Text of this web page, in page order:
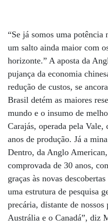
“Se já somos uma potência
um salto ainda maior com
horizonte.” A aposta da
pujança da economia
redução de custos, se
Brasil detém as maiores
mundo e o insumo de
Carajás, operada pela
anos de produção. Já a
Dentro, da Anglo
comprovada de 30 anos,
graças às novas
uma estrutura de pesquisa
precária, distante de
Austrália e o Canadá”, diz